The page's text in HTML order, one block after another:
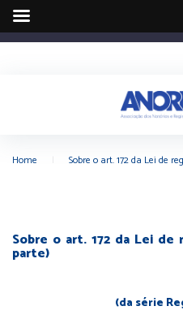
Home Sobre o art. 172 da Lei de
Sobre o art. 172 da Lei
parte)
(da série